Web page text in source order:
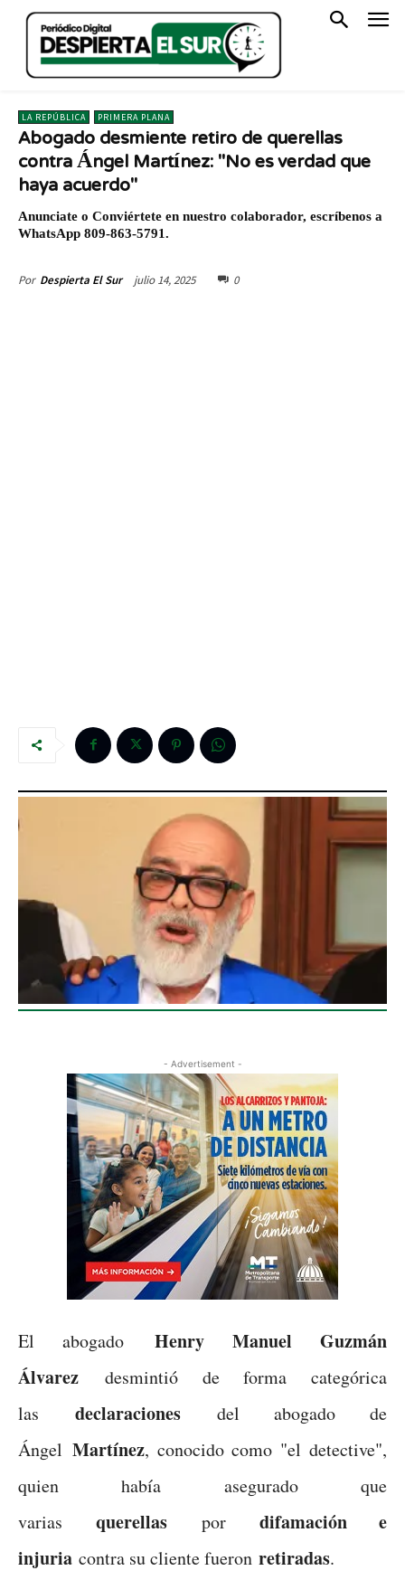
LA REPÚBLICA PRIMERA PLANA
Abogado desmiente retiro de querellas
contra Ángel Martínez: "No es verdad que
haya acuerdo"
Anunciate o Conviértete en nuestro colaborador, escríbenos a
WhatsApp 809-863-5791.
Por Despierta El Sur julio 14, 2025 0
- Advertisement -
El abogado Henry Manuel Guzmán
Álvarez desmintió de forma categórica
las declaraciones del abogado de
Ángel Martínez, conocido como "el detective",
quien había asegurado que
variasquerellas por difamación e
injuria contra su cliente fueron retiradas.